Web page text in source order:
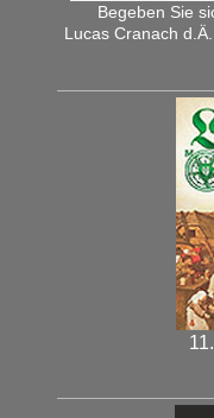
Begeben Sie
Lucas Cranach